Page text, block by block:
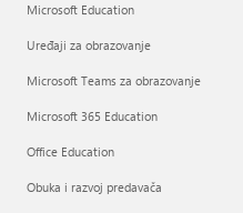
Microsoft Education
Uređaji za obrazovanje
Microsoft Teams za obrazovanje
Microsoft 365 Education
Office Education
Obuka i razvoj predavača